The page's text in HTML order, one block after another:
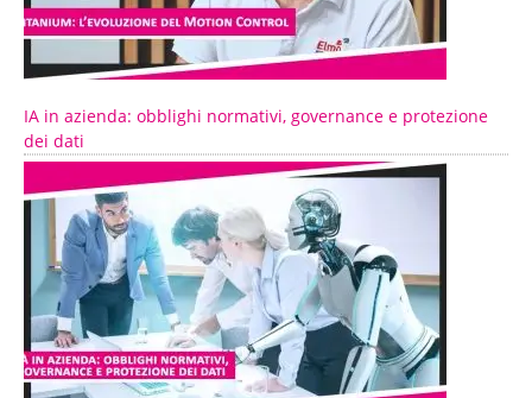
IA in azienda: obblighi normativi, governance e protezione
dei dati